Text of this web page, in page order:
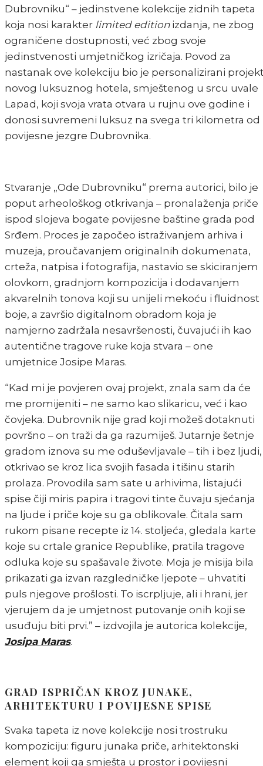
Dubrovniku“ – jedinstvene kolekcije zidnih tapeta
koja nosi karakter limited editionizdanja, ne zbog
ograničene dostupnosti, već zbog svoje
jedinstvenosti umjetničkog izričaja. Povod za
nastanak ove kolekciju bio je personalizirani
novog luksuznog hotela, smještenog u srcu uvale
Lapad, koji svoja vrata otvara u rujnu ove godine i
donosi suvremeni luksuz na svega tri kilometra od
povijesne jezgre Dubrovnika.
Stvaranje „Ode Dubrovniku“ prema autorici, bilo je
poput arheološkog otkrivanja – pronalaženja priče
ispod slojeva bogate povijesne baštine grada pod
Srđem. Proces je započeo istraživanjem arhiva i
muzeja, proučavanjem originalnih dokumenata,
crteža, natpisa i fotografija, nastavio se skiciranjem
olovkom, gradnjom kompozicija i dodavanjem
akvarelnih tonova koji su unijeli mekoću i fluidnost
boje, a završio digitalnom obradom koja je
namjerno zadržala nesavršenosti, čuvajući ih kao
autentične tragove ruke koja stvara – one
umjetnice Josipe Maras.
“Kad mi je povjeren ovaj projekt, znala sam da će
me promijeniti – ne samo kao slikaricu, već i kao
čovjeka. Dubrovnik nije grad koji možeš dotaknuti
površno – on traži da ga razumiješ. Jutarnje šetnje
gradom iznova su me oduševljavale – tih i bez ljudi,
otkrivao se kroz lica svojih fasada i tišinu starih
prolaza. Provodila sam sate u arhivima, listajući
spise čiji miris papira i tragovi tinte čuvaju sjećanja
na ljude i priče koje su ga oblikovale. Čitala sam
rukom pisane recepte iz 14. stoljeća, gledala karte
koje su crtale granice Republike, pratila tragove
odluka koje su spašavale živote. Moja je misija bila
prikazati ga izvan razgledničke ljepote – uhvatiti
puls njegove prošlosti. To iscrpljuje, ali i hrani, jer
vjerujem da je umjetnost putovanje onih koji se
usuđuju biti prvi.” – izdvojila je autorica kolekcije,
Josipa Maras.
GRAD ISPRIČAN KROZ JUNAKE,
ARHITEKTURU I POVIJESNE SPISE
Svaka tapeta iz nove kolekcije nosi trostruku
kompoziciju: figuru junaka priče, arhitektonski
element koji ga smješta u prostor i povijesni